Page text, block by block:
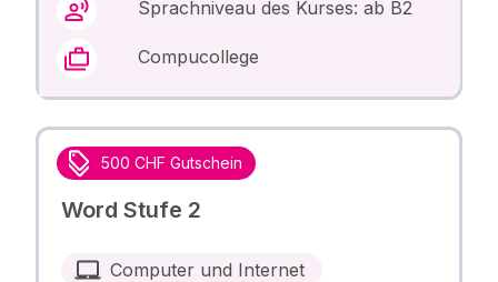
Sprachniveau des Kurses: ab B2
Compucollege
500 CHF Gutschein
Word Stufe 2
Computer und Internet